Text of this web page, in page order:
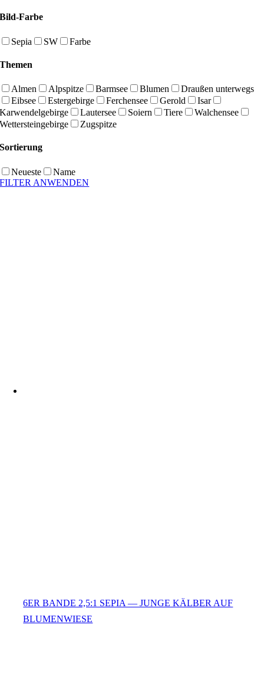
Bild-Farbe
Sepia SW Farbe
Themen
Almen Alpspitze Barmsee Blumen
Draußen unterwegs
Eibsee
Estergebirge Ferchensee Gerold
Isar
Karwendelgebirge
Lautersee Soiern Tiere
Walchensee
Wettersteingebirge
Zugspitze
Sortierung
Neueste
Name
FILTER ANWENDEN
6ER BANDE 2,5:1 SEPIA — JUNGE KÄLBER AUF
BLUMENWIESE